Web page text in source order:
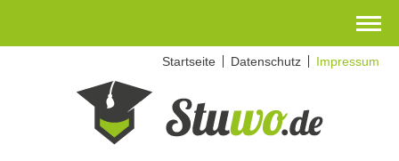
Zum
Startseite Datenschutz Impressum